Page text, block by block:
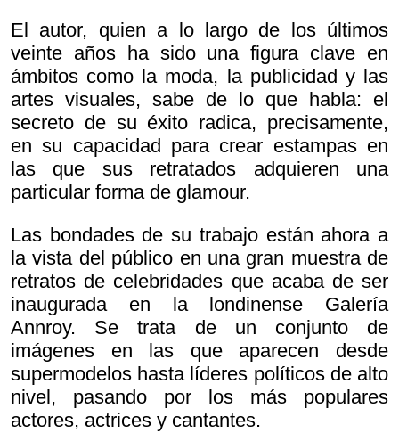
El autor, quien a lo largo de los últimos
veinte años ha sido una figura clave en
ámbitos como la moda, la publicidad y las
artes visuales, sabe de lo que habla: el
secreto de su éxito radica, precisamente,
en su capacidad para crear estampas en
las que sus retratados adquieren una
particular forma de glamour.
Las bondades de su trabajo están ahora a
la vista del público en una gran muestra de
retratos de celebridades que acaba de ser
inaugurada en la londinense Galería
Annroy. Se trata de un conjunto de
imágenes en las que aparecen desde
supermodelos hasta líderes políticos de alto
nivel, pasando por los más populares
actores, actrices y cantantes.